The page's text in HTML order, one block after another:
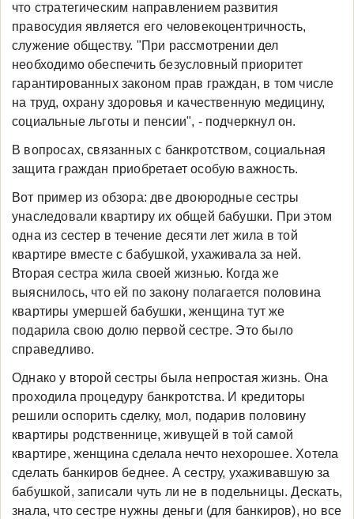
что стратегическим направлением развития
правосудия является его человекоцентричность,
служение обществу. "При рассмотрении дел
необходимо обеспечить безусловный приоритет
гарантированных законом прав граждан, в том числе
на труд, охрану здоровья и качественную медицину,
социальные льготы и пенсии", - подчеркнул он.
В вопросах, связанных с банкротством, социальная
защита граждан приобретает особую важность.
Вот пример из обзора: две двоюродные сестры
унаследовали квартиру их общей бабушки. При этом
одна из сестер в течение десяти лет жила в той
квартире вместе с бабушкой, ухаживала за ней.
Вторая сестра жила своей жизнью. Когда же
выяснилось, что ей по закону полагается половина
квартиры умершей бабушки, женщина тут же
подарила свою долю первой сестре. Это было
справедливо.
Однако у второй сестры была непростая жизнь. Она
проходила процедуру банкротства. И кредиторы
решили оспорить сделку, мол, подарив половину
квартиры родственнице, живущей в той самой
квартире, женщина сделала нечто нехорошее. Хотела
сделать банкиров беднее. А сестру, ухаживавшую за
бабушкой, записали чуть ли не в подельницы. Дескать,
знала, что сестре нужны деньги (для банкиров), но все